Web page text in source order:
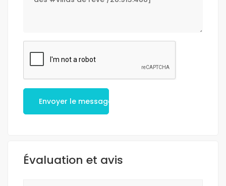
Envoyer le message
Évaluation et avis